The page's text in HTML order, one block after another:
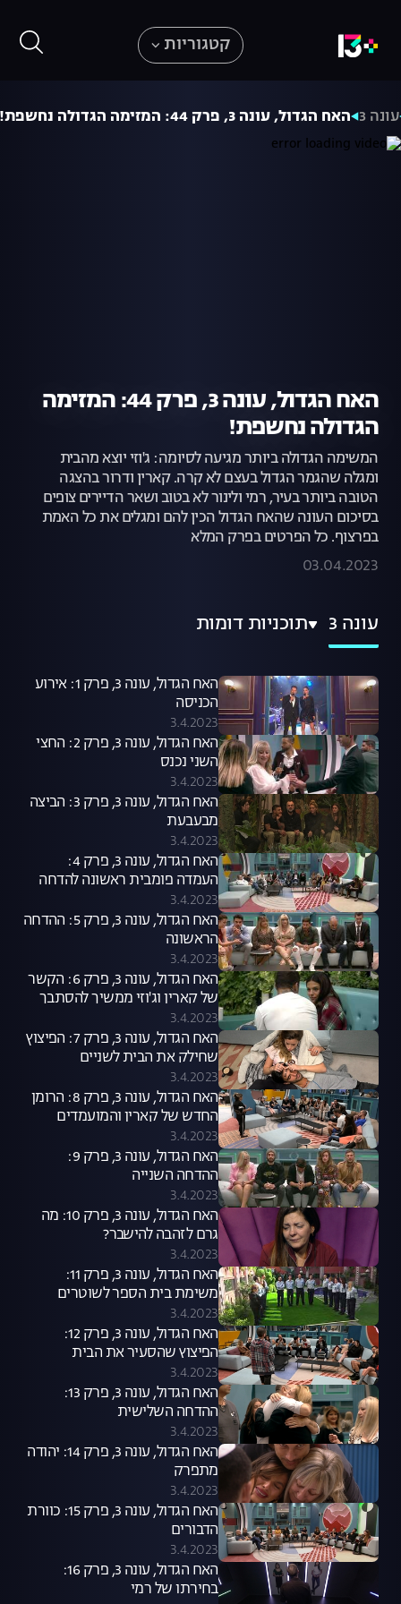
קטגוריות
עונה 3 האח הגדול, עונה 3, פרק 44: המזימה הגדולה נחשפת!
האח הגדול, עונה 3, פרק 44: המזימה
הגדולה נחשפת!
המשימה הגדולה ביותר מגיעה לסיומה: ג'וזי יוצא מהבית
ומגלה שהגמר הגדול בעצם לא קרה. קארין ודרור בהצגה
הטובה ביותר בעיר, רמי ולינור לא בטוב ושאר הדיירים צופים
בסיכום העונה שהאח הגדול הכין להם ומגלים את כל האמת
בפרצוף. כל הפרטים בפרק המלא
03.04.2023
עונה 3 תוכניות דומות
האח הגדול, עונה 3, פרק 1: אירוע
הכניסה
3.4.2023
האח הגדול, עונה 3, פרק 2: החצי
השני נכנס
3.4.2023
האח הגדול, עונה 3, פרק 3: הביצה
מבעבעת
3.4.2023
האח הגדול, עונה 3, פרק 4:
העמדה פומבית ראשונה להדחה
3.4.2023
האח הגדול, עונה 3, פרק 5: ההדחה
הראשונה
3.4.2023
האח הגדול, עונה 3, פרק 6: הקשר
של קארין וג'וזי ממשיך להסתבך
3.4.2023
האח הגדול, עונה 3, פרק 7: הפיצוץ
שחילק את הבית לשניים
3.4.2023
האח הגדול, עונה 3, פרק 8: הרומן
החדש של קארין והמועמדים
להדחה
3.4.2023
האח הגדול, עונה 3, פרק 9:
ההדחה השנייה
3.4.2023
האח הגדול, עונה 3, פרק 10: מה
גרם לזהבה להישבר?
3.4.2023
האח הגדול, עונה 3, פרק 11:
משימת בית הספר לשוטרים
3.4.2023
האח הגדול, עונה 3, פרק 12:
הפיצוץ שהסעיר את הבית
והמועמדים להדחה
3.4.2023
האח הגדול, עונה 3, פרק 13:
ההדחה השלישית
3.4.2023
האח הגדול, עונה 3, פרק 14: יהודה
מתפרק
3.4.2023
האח הגדול, עונה 3, פרק 15: כוורת
הדבורים
3.4.2023
האח הגדול, עונה 3, פרק 16:
בחירתו של רמי